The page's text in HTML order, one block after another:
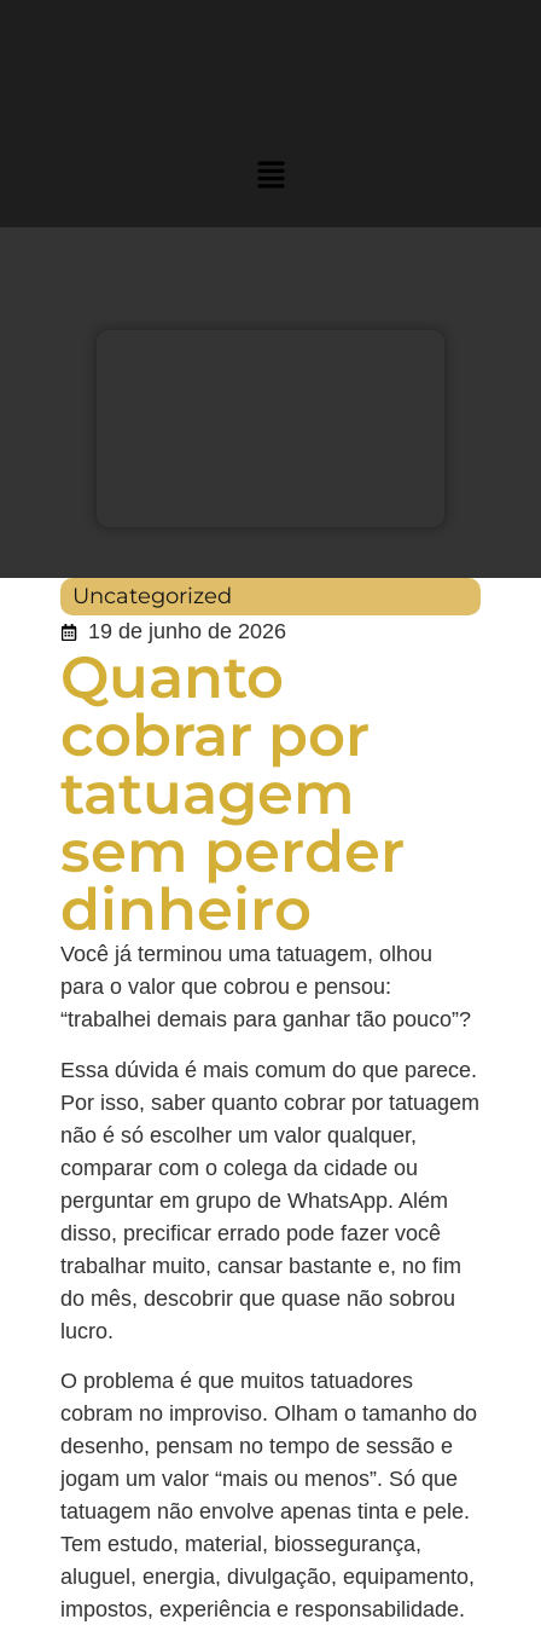
Uncategorized
19 de junho de 2026
Quanto
cobrar por
tatuagem
sem perder
dinheiro
Você já terminou uma tatuagem, olhou
para o valor que cobrou e pensou:
“trabalhei demais para ganhar tão pouco”?
Essa dúvida é mais comum do que parece.
Por isso, saber quanto cobrar por tatuagem
não é só escolher um valor qualquer,
comparar com o colega da cidade ou
perguntar em grupo de WhatsApp. Além
disso, precificar errado pode fazer você
trabalhar muito, cansar bastante e, no fim
do mês, descobrir que quase não sobrou
lucro.
O problema é que muitos tatuadores
cobram no improviso. Olham o tamanho do
desenho, pensam no tempo de sessão e
jogam um valor “mais ou menos”. Só que
tatuagem não envolve apenas tinta e pele.
Tem estudo, material, biossegurança,
aluguel, energia, divulgação, equipamento,
impostos, experiência e responsabilidade.